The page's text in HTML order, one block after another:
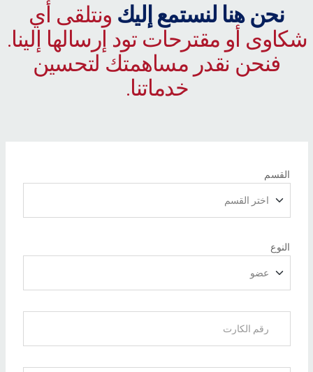
نحن هنا لنستمع إليك ونتلقى أي
شكاوى أو مقترحات تود إرسالها إلينا.
فنحن نقدر مساهمتك لتحسين
خدماتنا.
القسم
النوع